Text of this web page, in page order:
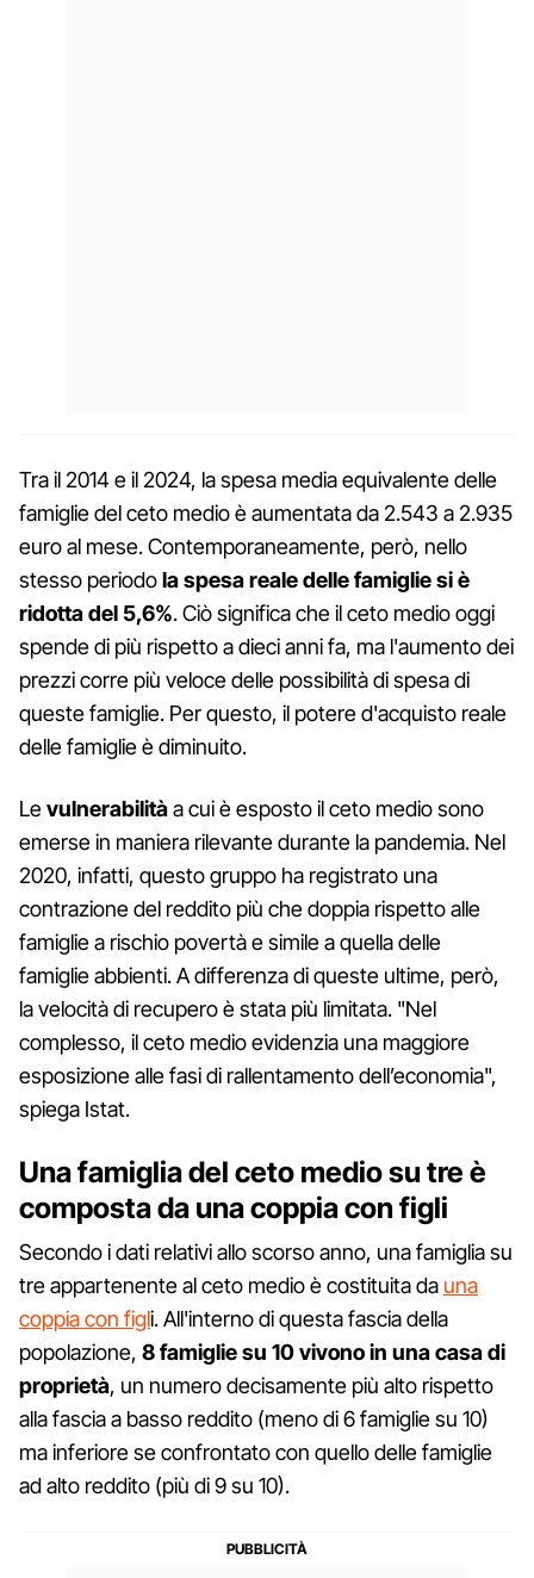
Tra il 2014 e il 2024, la spesa media equivalente delle
famiglie del ceto medio è aumentata da 2.543 a 2.935
euro al mese. Contemporaneamente, però, nello
stesso periodola spesa reale delle famiglie si è
ridotta del 5,6%. Ciò significa che il ceto medio oggi
spende di più rispetto a dieci anni fa, ma l'aumento dei
prezzi corre più veloce delle possibilità di spesa di
queste famiglie. Per questo, il potere d'acquisto reale
delle famiglie è diminuito.
Levulnerabilitàa cui è esposto il ceto medio sono
emerse in maniera rilevante durante la pandemia. Nel
2020, infatti, questo gruppo ha registrato una
contrazione del reddito più che doppia rispetto alle
famiglie a rischio povertà e simile a quella delle
famiglie abbienti. A differenza di queste ultime, però,
la velocità di recupero è stata più limitata. "Nel
complesso, il ceto medio evidenzia una maggiore
esposizione alle fasi di rallentamento dell’economia",
spiega Istat.
Una famiglia del ceto medio su tre è
composta da una coppia con figli
Secondo i dati relativi allo scorso anno, una famiglia su
tre appartenente al ceto medio è costituita da una
coppia con figli. All'interno di questa fascia della
popolazione, 8 famiglie su 10 vivono in una casa di
proprietà, un numero decisamente più alto rispetto
alla fascia a basso reddito (meno di 6 famiglie su 10)
ma inferiore se confrontato con quello delle famiglie
ad alto reddito (più di 9 su 10).